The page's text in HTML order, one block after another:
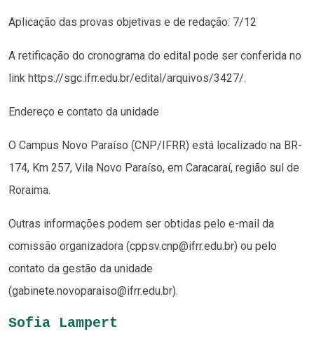
Aplicação das provas objetivas e de redação: 7/12
A retificação do cronograma do edital pode ser conferida no
link https://sgc.ifrr.edu.br/edital/arquivos/3427/.
Endereço e contato da unidade
O Campus Novo Paraíso (CNP/IFRR) está localizado na BR-
174, Km 257, Vila Novo Paraíso, em Caracaraí, região sul de
Roraima.
Outras informações podem ser obtidas pelo e-mail da
comissão organizadora (cppsv.cnp@ifrr.edu.br) ou pelo
contato da gestão da unidade
(gabinete.novoparaiso@ifrr.edu.br).
Sofia Lampert